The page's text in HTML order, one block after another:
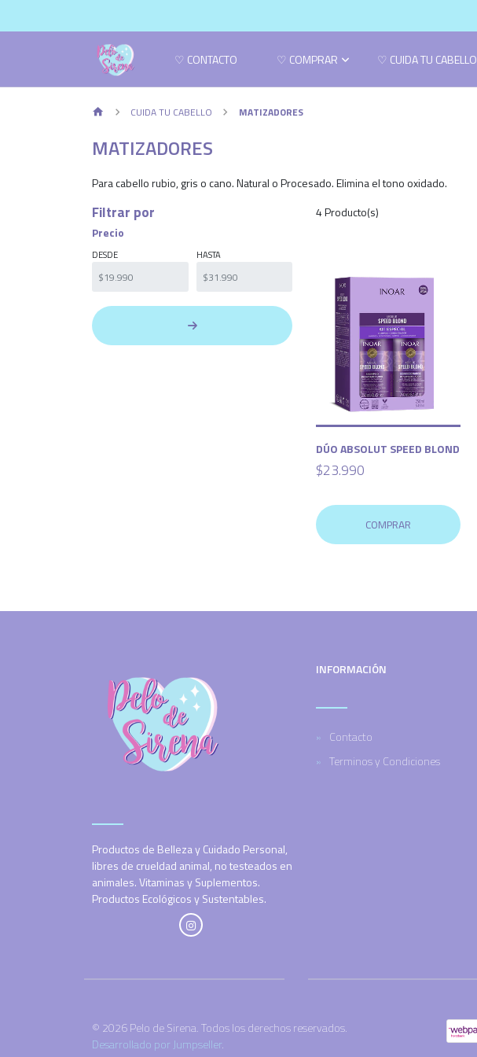
♡ CONTACTO ♡ COMPRAR ♡ CUIDA TU CABELLO
CUIDA TU CABELLO MATIZADORES
MATIZADORES
Para cabello rubio, gris o cano. Natural o Procesado. Elimina el tono oxidado.
Filtrar por
Precio
DESDE HASTA
4 Producto(s)
DÚO ABSOLUT SPEED BLOND
$23.990
COMPRAR
Productos de Belleza y Cuidado Personal,
libres de crueldad animal, no testeados en
animales. Vitaminas y Suplementos.
Productos Ecológicos y Sustentables.
INFORMACIÓN
Contacto
Terminos y Condiciones
© 2026 Pelo de Sirena. Todos los derechos reservados.
Desarrollado por Jumpseller.